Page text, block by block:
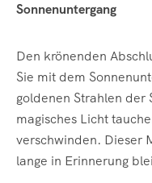
Sonnenuntergang
Den krönenden
Sie mit dem
goldenen Strahlen der
magisches Licht
verschwinden. Dieser
lange in Erinnerung